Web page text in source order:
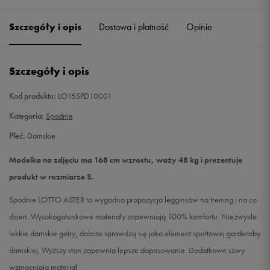
S Powiadom o dostępności
Szczegóły i opis Dostawa i płatność Opinie
Szczegóły i opis
Kod produktu: LO15SPD10001
Kategoria: Spodnie
Płeć: Damskie
Modelka na zdjęciu ma 168 cm wzrostu, waży 48 kg i prezentuje
produkt w rozmiarze S.
Spodnie LOTTO ASTER to wygodna propozycja legginsów na trening i na co
dzień. Wysokogatunkowe materiały zapewniają 100% komfortu. Niezwykle
lekkie damskie getry, dobrze sprawdzą się jako element sportowej garderoby
damskiej. Wyższy stan zapewnia lepsze dopasowanie. Dodatkowe szwy
wzmacniają materiał.